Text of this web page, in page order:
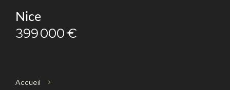
Nice
399 000 €
Accueil